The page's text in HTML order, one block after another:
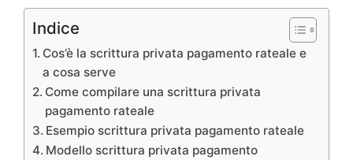
Indice
Cos’è la scrittura privata pagamento rateale e
a cosa serve
Come compilare una scrittura privata
pagamento rateale
Esempio scrittura privata pagamento rateale
Modello scrittura privata pagamento